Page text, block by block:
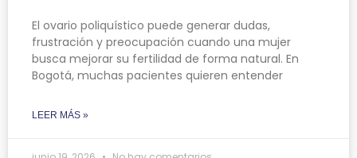
El ovario poliquístico puede generar dudas,
frustración y preocupación cuando una mujer
busca mejorar su fertilidad de forma natural. En
Bogotá, muchas pacientes quieren entender
LEER MÁS »